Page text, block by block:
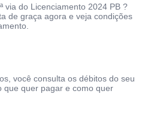
via do Licenciamento 2024 PB ?
de graça agora e veja condições
você consulta os débitos do seu
que quer pagar e como quer